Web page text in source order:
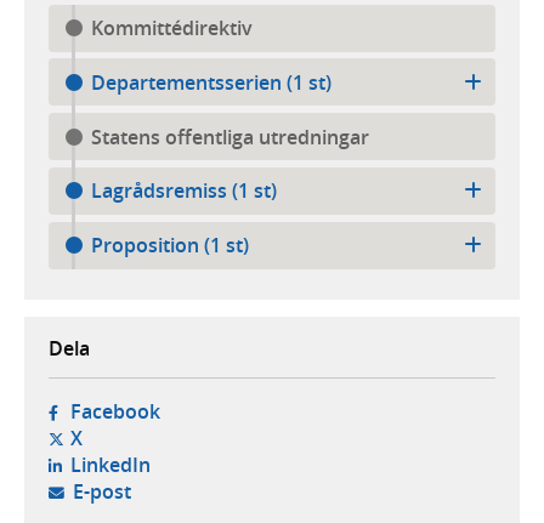
Kommittédirektiv
Departementsserien (1 st)
Statens offentliga utredningar
Lagrådsremiss (1 st)
Proposition (1 st)
Dela
Facebook- öppnas i ny flik, extern webbplats,
X- öppnas i ny flik, extern webbplats,
LinkedIn- öppnas i ny flik, extern webbplats,
E-post- öppnar din e-postklient,